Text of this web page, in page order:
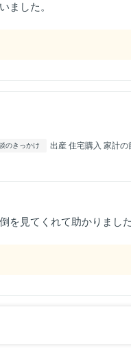
ました。
のきっかけ 出産 住宅購入 家計の
を見てくれて助かりました